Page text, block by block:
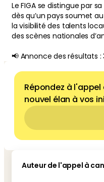
Le FIGA se distingue par
dès qu’un pays soumet
la visibilité des talents
des scènes nationales
Répondez à
nouvel élan à vos
Auteur de l'appel à